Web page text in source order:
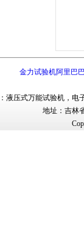
金力试验机阿里巴
液压式万能试验机， 电
地址：吉林